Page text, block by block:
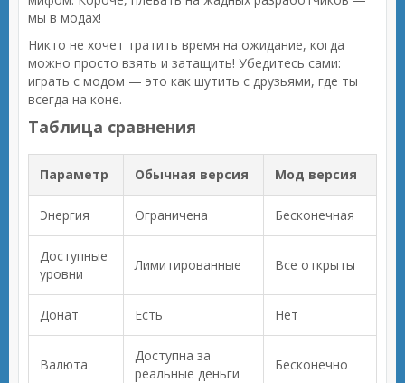
мы в модах!
Никто не хочет тратить время на ожидание, когда
можно просто взять и затащить! Убедитесь сами:
играть с модом — это как шутить с друзьями, где ты
всегда на коне.
Таблица сравнения
Параметр Обычная версия Мод версия
Энергия Ограничена Бесконечная
Доступные
уровни
Лимитированные Все открыты
Донат Есть Нет
Валюта
Доступна за
реальные деньги
Бесконечно